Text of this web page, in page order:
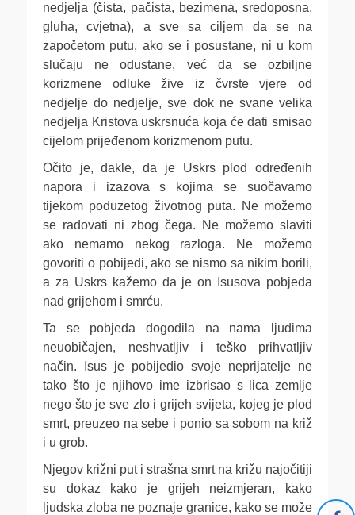
nedjelja (čista, pačista, bezimena, sredoposna,
gluha, cvjetna), a sve sa ciljem da se na
započetom putu, ako se i posustane, ni u kom
slučaju ne odustane, već da se ozbiljne
korizmene odluke žive iz čvrste vjere od
nedjelje do nedjelje, sve dok ne svane velika
nedjelja Kristova uskrsnuća koja će dati smisao
cijelom prijeđenom korizmenom putu.
Očito je, dakle, da je Uskrs plod određenih
napora i izazova s kojima se suočavamo
tijekom poduzetog životnog puta. Ne možemo
se radovati ni zbog čega. Ne možemo slaviti
ako nemamo nekog razloga. Ne možemo
govoriti o pobijedi, ako se nismo sa nikim borili,
a za Uskrs kažemo da je on Isusova pobjeda
nad grijehom i smrću.
Ta se pobjeda dogodila na nama ljudima
neuobičajen, neshvatljiv i teško prihvatljiv
način. Isus je pobijedio svoje neprijatelje ne
tako što je njihovo ime izbrisao s lica zemlje
nego što je sve zlo i grijeh svijeta, kojeg je plod
smrt, preuzeo na sebe i ponio sa sobom na križ
i u grob.
Njegov križni put i strašna smrt na križu najočitiji
su dokaz kako je grijeh neizmjeran, kako
ljudska zloba ne poznaje granice, kako se može